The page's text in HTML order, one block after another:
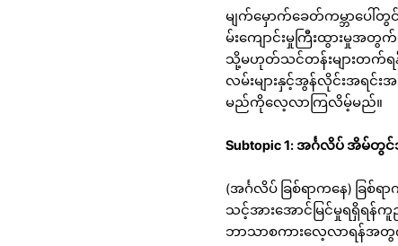
မျက်မှောက်ခေတ်ကမ္ဘာပေါ်
မ်းကျောင်းမှုကြီးထွားမှုအ
သို့မဟုတ်သင်တန်းများတက်ရန်
လမ်းများနှင့်အွန်လိုင်းအရင်
မည်ကိုလေ့လာကြလိမ့်မည်။
Subtopic 1: အင်္ဂလိပ် အိမ်တွ
(အင်္ဂလိပ် ခြစ်ရာကနေ) ခြ
သင့်အားအောင်မြင်မှုရရှိ
ဘာသာစကားလေ့လာရန်အတွ